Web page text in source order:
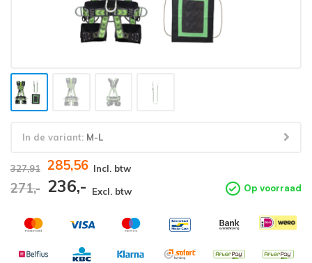
In de variant: M-L
327,91 285,56 Incl. btw
271,- 236,- Excl. btw Op voorraad